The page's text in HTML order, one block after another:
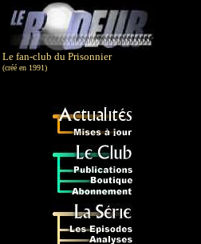
Le fan-club du Prisonnier
(créé en 1991)